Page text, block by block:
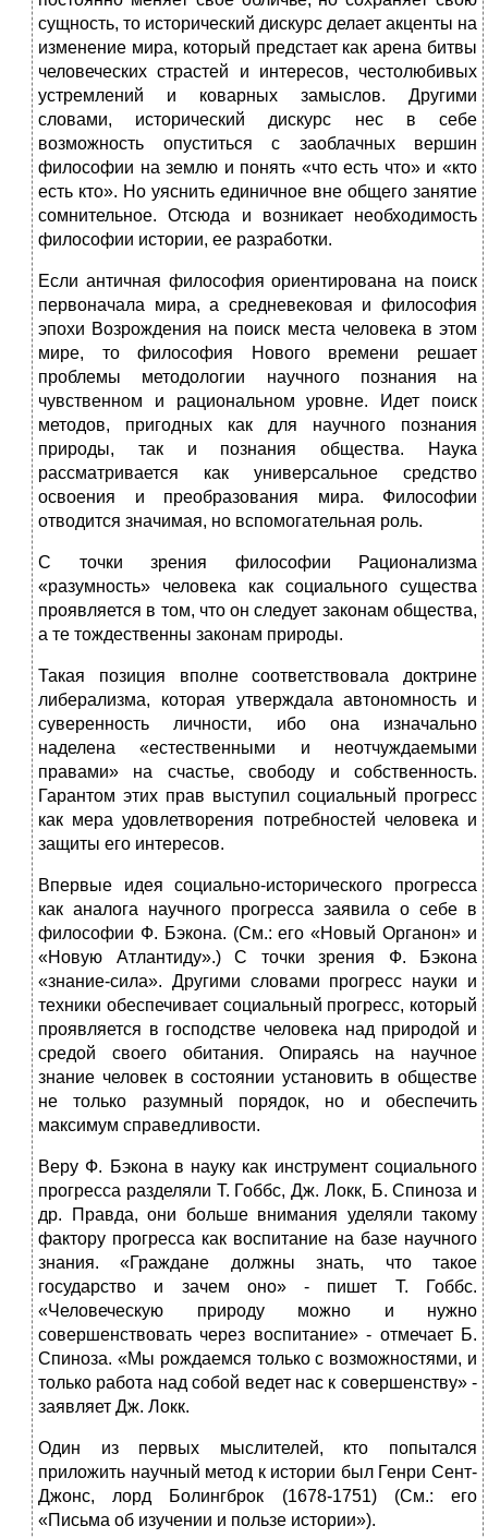
сущность, то исторический дискурс делает акценты на
изменение мира, который предстает как арена битвы
человеческих страстей и интересов, честолюбивых
устремлений и коварных замыслов. Другими
словами, исторический дискурс нес в себе
возможность опуститься с заоблачных вершин
философии на землю и понять «что есть что» и «кто
есть кто». Но уяснить единичное вне общего занятие
сомнительное. Отсюда и возникает необходимость
философии истории, ее разработки.
Если античная философия ориентирована на поиск
первоначала мира, а средневековая и философия
эпохи Возрождения на поиск места человека в этом
мире, то философия Нового времени решает
проблемы методологии научного познания на
чувственном и рациональном уровне. Идет поиск
методов, пригодных как для научного познания
природы, так и познания общества. Наука
рассматривается как универсальное средство
освоения и преобразования мира. Философии
отводится значимая, но вспомогательная роль.
С точки зрения философии Рационализма
«разумность» человека как социального существа
проявляется в том, что он следует законам общества,
а те тождественны законам природы.
Такая позиция вполне соответствовала доктрине
либерализма, которая утверждала автономность и
суверенность личности, ибо она изначально
наделена «естественными и неотчуждаемыми
правами» на счастье, свободу и собственность.
Гарантом этих прав выступил социальный прогресс
как мера удовлетворения потребностей человека и
защиты его интересов.
Впервые идея социально-исторического прогресса
как аналога научного прогресса заявила о себе в
философии Ф. Бэкона. (См.: его «Новый Органон» и
«Новую Атлантиду».) С точки зрения Ф. Бэкона
«знание-сила». Другими словами прогресс науки и
техники обеспечивает социальный прогресс, который
проявляется в господстве человека над природой и
средой своего обитания. Опираясь на научное
знание человек в состоянии установить в обществе
не только разумный порядок, но и обеспечить
максимум справедливости.
Веру Ф. Бэкона в науку как инструмент социального
прогресса разделяли Т. Гоббс, Дж. Локк, Б. Спиноза и
др. Правда, они больше внимания уделяли такому
фактору прогресса как воспитание на базе научного
знания. «Граждане должны знать, что такое
государство и зачем оно» - пишет Т. Гоббс.
«Человеческую природу можно и нужно
совершенствовать через воспитание» - отмечает Б.
Спиноза. «Мы рождаемся только с возможностями, и
только работа над собой ведет нас к совершенству» -
заявляет Дж. Локк.
Один из первых мыслителей, кто попытался
приложить научный метод к истории был Генри Сент-
Джонс, лорд Болингброк (1678-1751) (См.: его
«Письма об изучении и пользе истории»).